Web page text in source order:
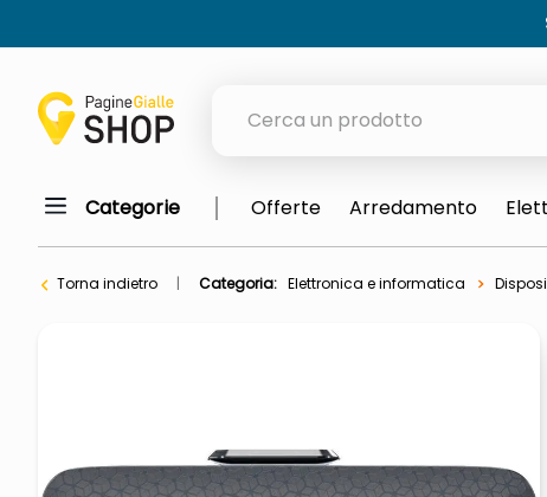
orologio parete
lucidatrice pavimenti
Categorie Offerte Arredamento
Torna indietro Categoria: Elettronica e informatica